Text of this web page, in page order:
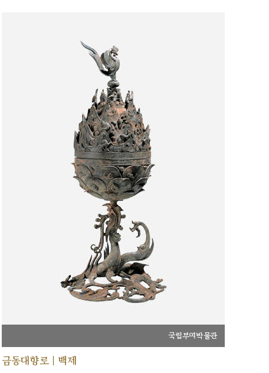
국립부여박물관
금동대향로 | 백제